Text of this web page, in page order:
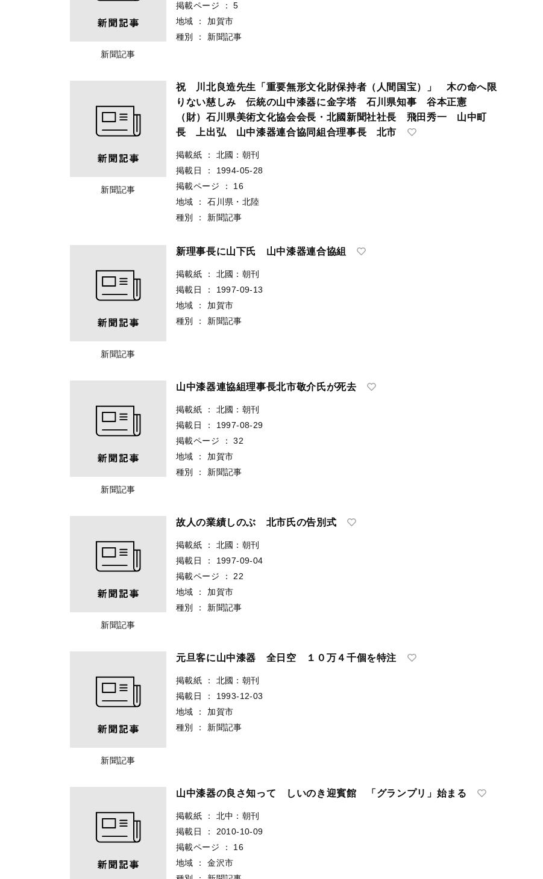
新聞記事
掲載ページ
：
5
地域
：
加賀市
種別
： 新聞記事
新聞記事
祝 川北良造先生「重要無形文化財保持者（人間国宝）」 木の命へ限
りない慈しみ 伝統の山中漆器に金字塔 石川県知事 谷本正憲
（財）石川県美術文化協会会長・北國新聞社社長 飛田秀一 山中町
長 上出弘 山中漆器連合協同組合理事長 北市
掲載紙 ：
北國：朝刊
掲載日
：
1994-05-28
掲載ページ
：
16
地域
：
石川県・北陸
種別
： 新聞記事
新聞記事
新理事長に山下氏 山中漆器連合協組
掲載紙 ：
北國：朝刊
掲載日
：
1997-09-13
地域
：
加賀市
種別
： 新聞記事
新聞記事
山中漆器連協組理事長北市敬介氏が死去
掲載紙 ：
北國：朝刊
掲載日
：
1997-08-29
掲載ページ
：
32
地域
：
加賀市
種別
： 新聞記事
新聞記事
故人の業績しのぶ 北市氏の告別式
掲載紙 ：
北國：朝刊
掲載日
：
1997-09-04
掲載ページ
：
22
地域
：
加賀市
種別
： 新聞記事
新聞記事
元旦客に山中漆器 全日空 １０万４千個を特注
掲載紙 ：
北國：朝刊
掲載日
：
1993-12-03
地域
：
加賀市
種別
： 新聞記事
山中漆器の良さ知って しいのき迎賓館 「グランプリ」始まる
掲載紙 ：
北中：朝刊
掲載日
：
2010-10-09
掲載ページ
：
16
地域
：
金沢市